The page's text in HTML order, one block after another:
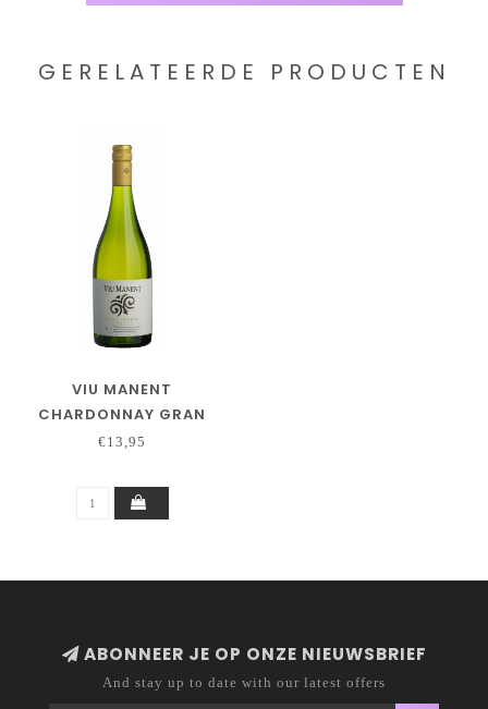
GERELATEERDE PRODUCTEN
VIU MANENT
CHARDONNAY GRAN
RESERVA
€13,95
ABONNEER JE OP ONZE NIEUWSBRIEF
And stay up to date with our latest offers